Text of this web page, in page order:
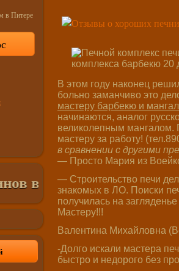
СПб и Лен. Области
В этом году наконец
больно заманчиво это
мастеру барбекю и
начинаются, аналог
великолепным мангалом.
мастеру за работу!
в сравнении с другими
— Просто Мария из
— Строительство печи
знакомых в ЛО. Поиски
получилась на
Мастеру!!!
Валентина Михайловна
-Долго искали мастера
быстро и недорого без